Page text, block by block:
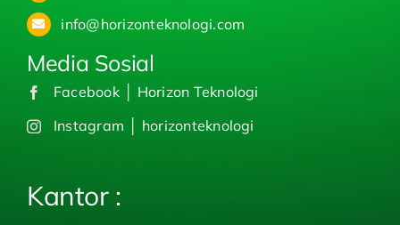
info@horizonteknologi.com
Media Sosial
Facebook │ Horizon Teknologi
Instagram │ horizonteknologi
Kantor :